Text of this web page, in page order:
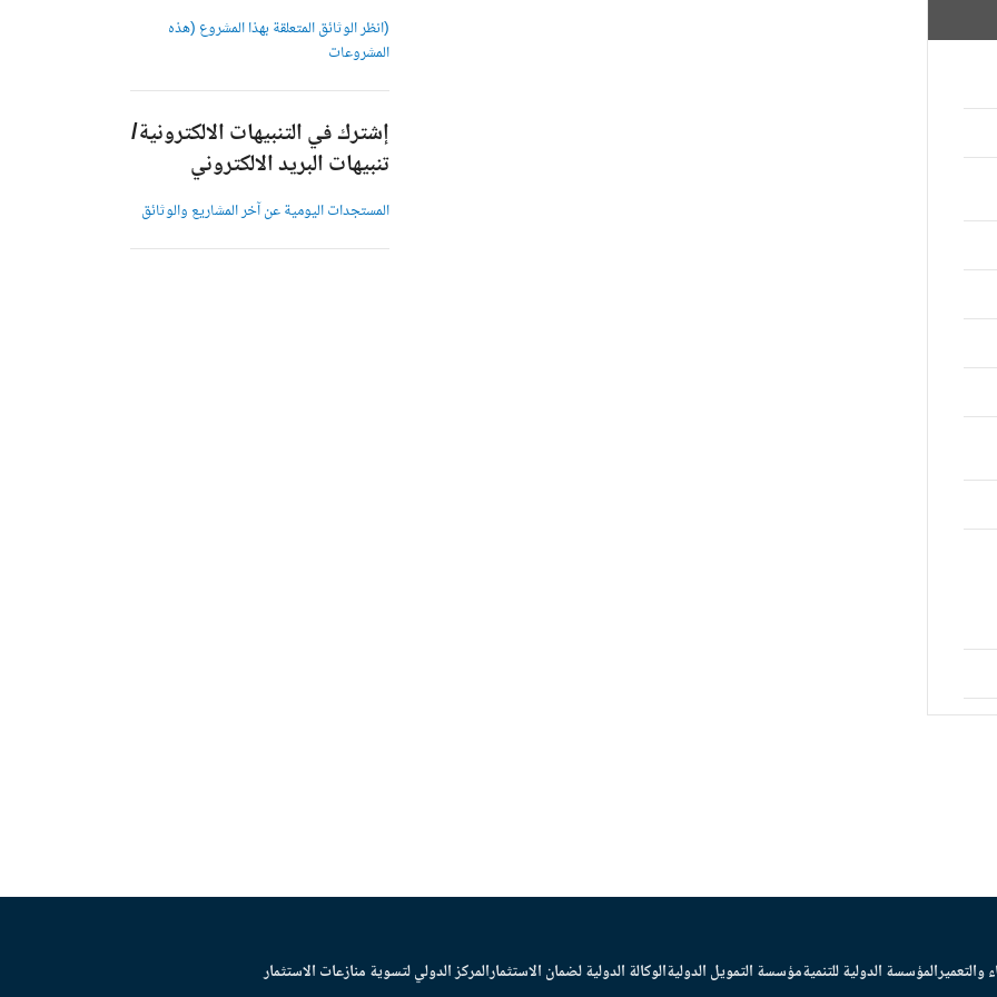
(انظر الوثائق المتعلقة بهذا المشروع (هذه
المشروعات
إشترك في التنبيهات الالكترونية/
تنبيهات البريد الالكتروني
المستجدات اليومية عن آخر المشاريع والوثائق
والتعميرالمؤسسة الدولية للتنميةمؤسسة التمويل الدوليةالوكالة الدولية لضمان الاستثمارالمركز الدولي لتسوية منازعات الاستثمار